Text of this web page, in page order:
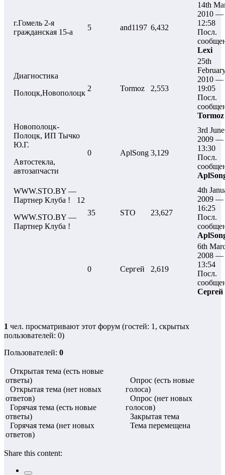
г.Гомель 2-я
гражданская 15-а
5 and1197 6,432
14th
2010 —
12:58
Посл.
Lexi
Диагностика
Полоцк,Новополоцк
2 Tormoz 2,553
25th
2010 —
19:05
Посл.
Tormoz
Новополоцк-
Полоцк, ИП Тычко
Ю.Г.
Автостекла,
автозапчасти
0 AplSong 3,129
3rd June
2009 —
13:30
Посл.
WWW.STO.BY —
Партнер Клуба !
12
WWW.STO.BY —
Партнер Клуба !
35 STO 23,627
4th
2009 —
16:25
Посл.
0 Сергей 2,619
6th
2008 —
13:54
Посл.
Сергей
1 чел. просматривают этот форум (гостей: 1, скрытых
пользователей: 0)
Пользователей: 0
Открытая тема (есть новые
ответы)
Открытая тема (нет новых
ответов)
Горячая тема (есть новые
ответы)
Горячая тема (нет новых
ответов)
Опрос (есть новые
голоса)
Опрос (нет новых
голосов)
Закрытая тема
Тема перемещена
Share this content: